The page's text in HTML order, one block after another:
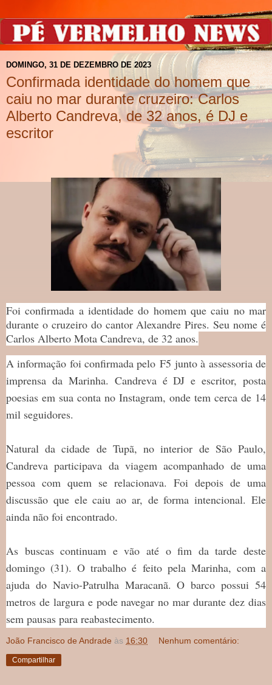
DOMINGO, 31 DE DEZEMBRO DE 2023
Confirmada identidade do homem que
caiu no mar durante cruzeiro: Carlos
Alberto Candreva, de 32 anos, é DJ e
escritor
Foi confirmada a identidade do homem que caiu no mar
durante o cruzeiro do cantor Alexandre Pires. Seu nome é
Carlos Alberto Mota Candreva, de 32 anos.
A informação foi confirmada pelo F5 junto à assessoria de
imprensa da Marinha. Candreva é DJ e escritor, posta
poesias em sua conta no Instagram, onde tem cerca de 14
mil seguidores.
Natural da cidade de Tupã, no interior de São Paulo,
Candreva participava da viagem acompanhado de uma
pessoa com quem se relacionava. Foi depois de uma
discussão que ele caiu ao ar, de forma intencional. Ele
ainda não foi encontrado.
As buscas continuam e vão até o fim da tarde deste
domingo (31). O trabalho é feito pela Marinha, com a
ajuda do Navio-Patrulha Maracanã. O barco possui 54
metros de largura e pode navegar no mar durante dez dias
sem pausas para reabastecimento.
João Francisco de Andrade às 16:30 Nenhum comentário:
Compartilhar